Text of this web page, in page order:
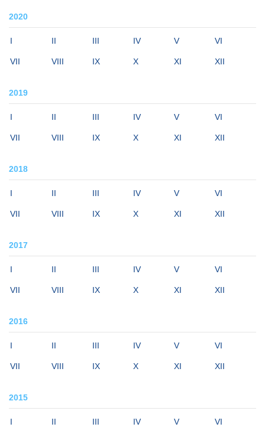
2020
I II III IV V VI
VII VIII IX X XI XII
2019
I II III IV V VI
VII VIII IX X XI XII
2018
I II III IV V VI
VII VIII IX X XI XII
2017
I II III IV V VI
VII VIII IX X XI XII
2016
I II III IV V VI
VII VIII IX X XI XII
2015
I II III IV V VI